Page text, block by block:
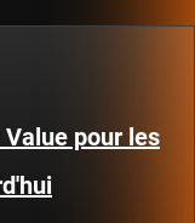
pour les